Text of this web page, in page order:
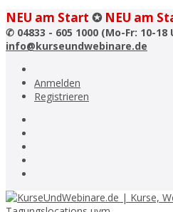
NEU am Start ✪ NEU am
✆ 04833 - 605 1000 (Mo-Fr: 10-18
info@kurseundwebinare.de
Anmelden
Registrieren